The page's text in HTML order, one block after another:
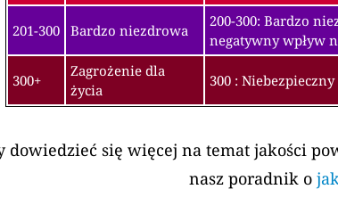
201-300 Bardzo niezdrowa
200-300: Bardzo
negatywny wpływ
300+
Zagrożenie dla
życia
300 :
dowiedzieć się więcej na temat jakości
nasz poradnik o